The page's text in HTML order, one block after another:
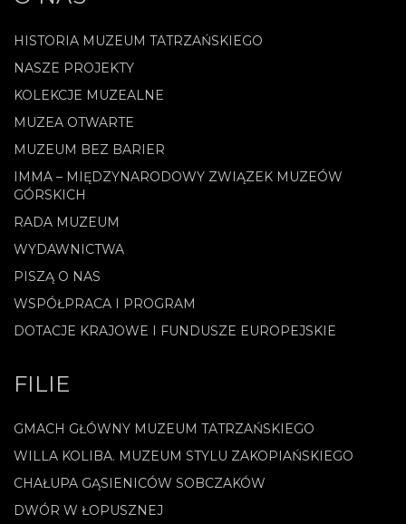
HISTORIA MUZEUM TATRZAŃSKIEGO
NASZE PROJEKTY
KOLEKCJE MUZEALNE
MUZEA OTWARTE
MUZEUM BEZ BARIER
IMMA – MIĘDZYNARODOWY ZWIĄZEK MUZEÓW
GÓRSKICH
RADA MUZEUM
WYDAWNICTWA
PISZĄ O NAS
WSPÓŁPRACA I PROGRAM
DOTACJE KRAJOWE I FUNDUSZE EUROPEJSKIE
FILIE
GMACH GŁÓWNY MUZEUM TATRZAŃSKIEGO
WILLA KOLIBA. MUZEUM STYLU ZAKOPIAŃSKIEGO
CHAŁUPA GĄSIENICÓW SOBCZAKÓW
DWÓR W ŁOPUSZNEJ